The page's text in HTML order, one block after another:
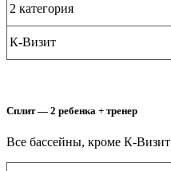
2 категория
К-Визит
Сплит — 2 ребенка + тренер
Все бассейны, кроме К-Визит